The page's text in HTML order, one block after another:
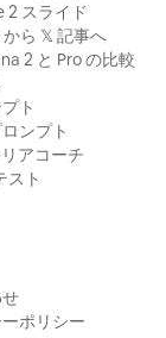
2 スライド
ら 𝕏 記事へ
2 と Pro の比較
ト
ンプト
アコーチ
スト
ポリシー